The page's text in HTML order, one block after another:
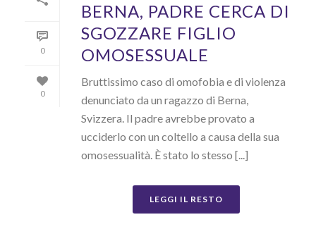
0
0
BERNA, PADRE CERCA DI
SGOZZARE FIGLIO
OMOSESSUALE
Bruttissimo caso di omofobia e di violenza
denunciato da un ragazzo di Berna,
Svizzera. Il padre avrebbe provato a
ucciderlo con un coltello a causa della sua
omosessualità. È stato lo stesso [...]
LEGGI IL RESTO